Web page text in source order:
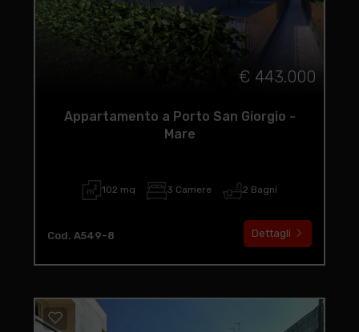
€ 443.000
Appartamento a Porto San Giorgio -
Mare
102 mq 3 Camere 2 Bagni
Cod. A549-8 Dettagli